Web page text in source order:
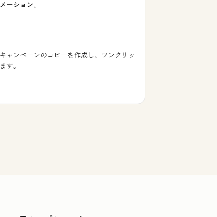
ーション,
ャンペーンのコピーを作成し、ワンクリッ
す。